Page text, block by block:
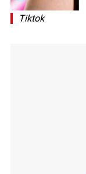
Tiktok